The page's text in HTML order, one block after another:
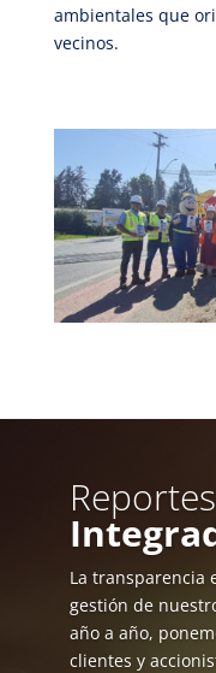
ambientales que
vecinos.
Reportes
La transparencia
gestión de
año a año,
clientes y